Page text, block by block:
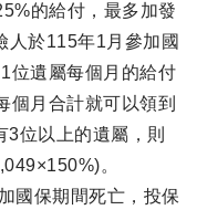
的給付，最多加發
人於115年1月參加國
位遺屬每個月的給付
個月合計就可以領到
位以上的遺屬，則
。
國保期間死亡，投保